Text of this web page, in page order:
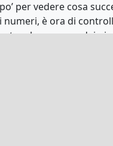
per vedere cosa
numeri, è ora di
o almeno uno dei